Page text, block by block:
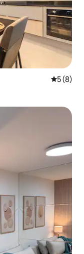
औसत रेटिंग
5 (8)